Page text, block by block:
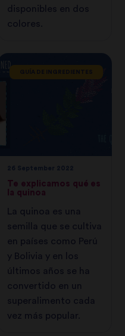
disponibles en dos
colores.
GUÍA DE INGREDIENTES
Te explicamos qué es
la quinoa
La quinoa es una
semilla que se cultiva
en países como Perú
y Bolivia y en los
últimos años se ha
convertido en un
superalimento cada
vez más popular.